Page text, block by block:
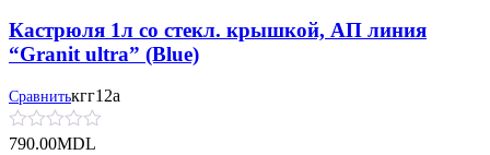
Кастрюля 1л со стекл. крышкой, АП линия
“Granit ultra” (Blue)
Сравнитькгг12а
790.00MDL